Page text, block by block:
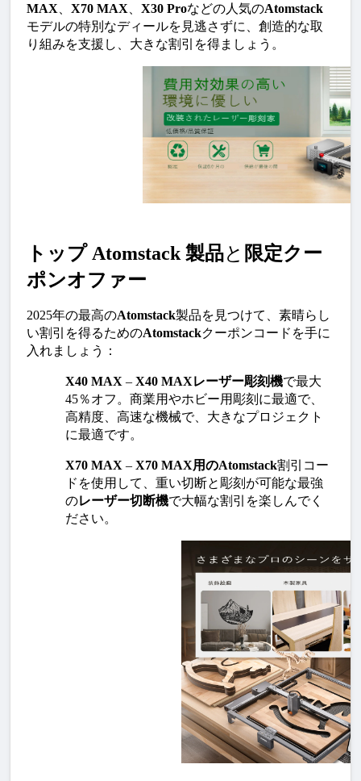
MAX
X70 MAX X30 Proなどの人気のAtomstack
モデルの特別なディールを見逃さずに、創造的な取
り組みを支援し、大きな割引を得ましょう。
トップ Atomstack 製品と 限定クー
ポンオファー
2025年の最高のAtomstack製品を見つけて、素晴らし
い割引を得るためのAtomstackクーポンコードを手に
入れましょう：
X40 MAX – X40 MAXレーザー彫刻機で最大
45％オフ。商業用やホビー用彫刻に最適で、
高精度、高速な機械で、大きなプロジェクト
に最適です。
X70 MAX – X70 MAX用のAtomstack割引コー
ドを使用して、重い切断と彫刻が可能な最強
のレーザー切断機で大幅な割引を楽しんでく
ださい。